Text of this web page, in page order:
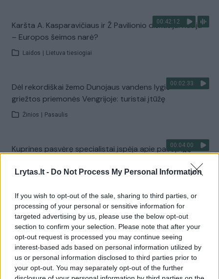
Lrytas.lt - Do Not Process My Personal Information
If you wish to opt-out of the sale, sharing to third parties, or
processing of your personal or sensitive information for
targeted advertising by us, please use the below opt-out
section to confirm your selection. Please note that after your
opt-out request is processed you may continue seeing
interest-based ads based on personal information utilized by
us or personal information disclosed to third parties prior to
your opt-out. You may separately opt-out of the further
00:42:12
Karšta A. Kasparavičiaus ir Ž Pavilionio diskusija: Rusija
– Europos šeimos narė?
Laidos Lietuva tiesiogiai
00:02:33
Dėl rekordiškai žemo Dunojaus vandens lygio –
griežtos priemonės Vengrijoje: turistai įtūžę
Žinios Pasaulis
00:04:00
Kuprines pasvėrę specialistai įspėja apie pavojingą
Žinios | Lietuvos diena
Visi įrašai
Žiūrimiausi įrašai